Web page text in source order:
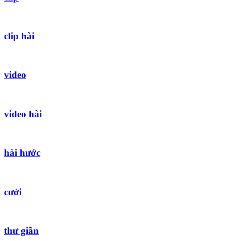
clip hài
video
video hài
hài hước
cưới
thư giãn